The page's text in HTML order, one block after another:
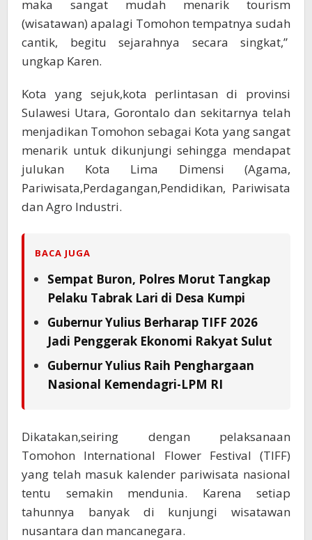
maka sangat mudah menarik tourism
(wisatawan) apalagi Tomohon tempatnya sudah
cantik, begitu sejarahnya secara singkat,”
ungkap Karen.
Kota yang sejuk,kota perlintasan di provinsi
Sulawesi Utara, Gorontalo dan sekitarnya telah
menjadikan Tomohon sebagai Kota yang sangat
menarik untuk dikunjungi sehingga mendapat
julukan Kota Lima Dimensi (Agama,
Pariwisata,Perdagangan,Pendidikan, Pariwisata
dan Agro Industri.
BACA JUGA
Sempat Buron, Polres Morut Tangkap
Pelaku Tabrak Lari di Desa Kumpi
Gubernur Yulius Berharap TIFF 2026
Jadi Penggerak Ekonomi Rakyat Sulut
Gubernur Yulius Raih Penghargaan
Nasional Kemendagri-LPM RI
Dikatakan,seiring dengan pelaksanaan
Tomohon International Flower Festival (TIFF)
yang telah masuk kalender pariwisata nasional
tentu semakin mendunia. Karena setiap
tahunnya banyak di kunjungi wisatawan
nusantara dan mancanegara.